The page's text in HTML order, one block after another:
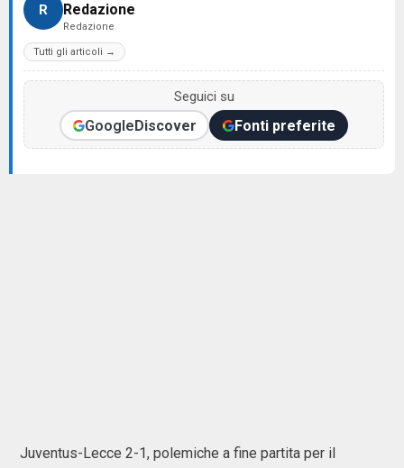
R Redazione
Redazione
Tutti gli articoli →
Seguici su
GoogleDiscover Fonti preferite
Juventus-Lecce 2-1, polemiche a fine partita per il